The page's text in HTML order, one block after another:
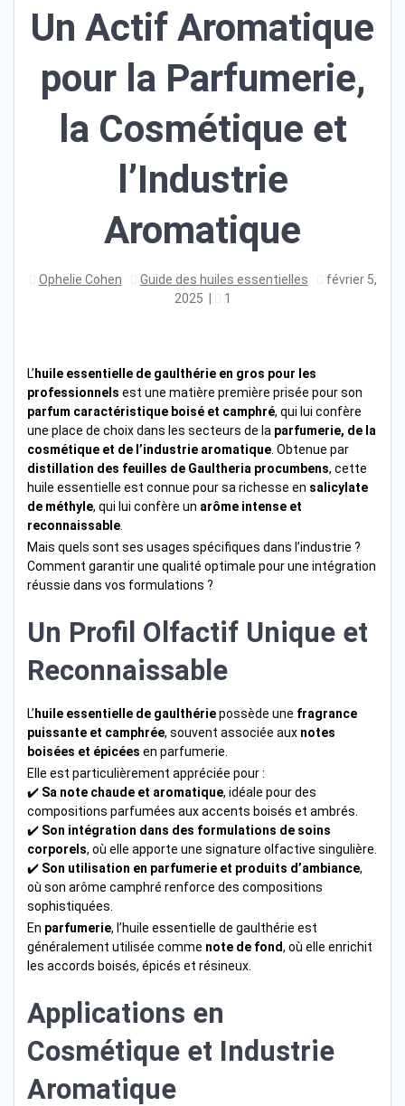
Un Actif Aromatique
pour la Parfumerie,
la Cosmétique et
l’Industrie
Aromatique
Ophelie Cohen Guide des huiles essentielles
février 5,
2025
1
L’ huile essentielle de gaulthérie en gros pour les
professionnels est une matière première prisée pour son
parfum caractéristique boisé et camphré, qui lui confère
une place de choix dans les secteurs de la parfumerie, de la
cosmétique et de l’industrie aromatique . Obtenue par
distillation des feuilles de Gaultheria procumbens, cette
huile essentielle est connue pour sa richesse en salicylate
de méthyle, qui lui confère un arôme intense et
reconnaissable
Mais quels sont ses usages spécifiques dans l’industrie ?
Comment garantir une qualité optimale pour une intégration
réussie dans vos formulations ?
Un Profil Olfactif Unique et
Reconnaissable
L’ huile essentielle de gaulthériepossède une fragrance
puissante et camphrée, souvent associée aux notes
boisées et épicées en parfumerie.
Elle est particulièrement appréciée pour :
✔️ Sa note chaude et aromatique, idéale pour des
compositions parfumées aux accents boisés et ambrés.
✔️ Son intégration dans des formulations de soins
corporels, où elle apporte une signature olfactive singulière.
✔️ Son utilisation en parfumerie et produits d’ambiance,
où son arôme camphré renforce des compositions
sophistiquées.
En parfumerie, l’huile essentielle de gaulthérie est
généralement utilisée comme note de fond, où elle enrichit
les accords boisés, épicés et résineux.
Applications en
Cosmétique et Industrie
Aromatique